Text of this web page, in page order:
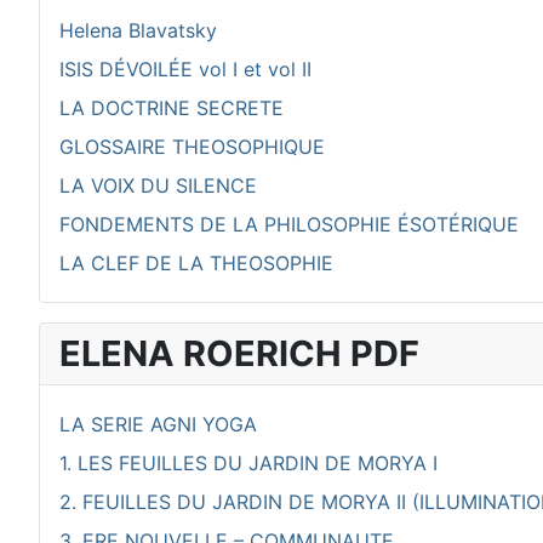
Helena Blavatsky
ISIS DÉVOILÉE vol I et vol II
LA DOCTRINE SECRETE
GLOSSAIRE THEOSOPHIQUE
LA VOIX DU SILENCE
FONDEMENTS DE LA PHILOSOPHIE ÉSOTÉRIQUE
LA CLEF DE LA THEOSOPHIE
ELENA ROERICH PDF
LA SERIE AGNI YOGA
1. LES FEUILLES DU JARDIN DE MORYA I
2. FEUILLES DU JARDIN DE MORYA II